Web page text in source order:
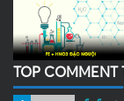
TOP COMMENT